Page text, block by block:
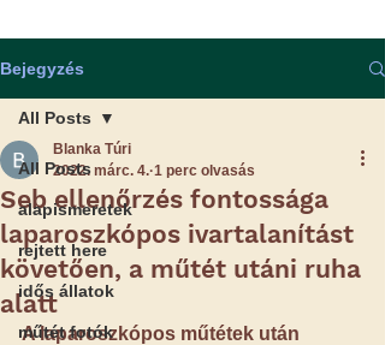
Bejegyzés
All Posts
alapismeretek
rejtett here
idős állatok
műtét fotók
All Posts
Seb ellenőrzés fontossága
laparoszkópos ivartalanítást
követően, a műtét utáni ruha
alatt
Blanka Túri
2022. márc. 4. 1 perc olvasás
A laparoszkópos műtétek után